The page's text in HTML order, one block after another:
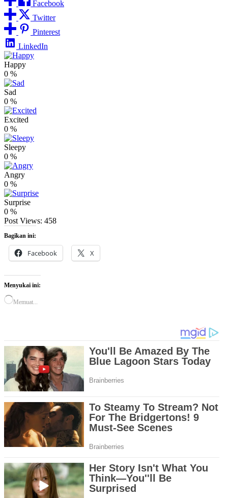
Facebook
Twitter
Pinterest
LinkedIn
Happy
0 %
Sad
0 %
Excited
0 %
Sleepy
0 %
Angry
0 %
Surprise
0 %
Post Views: 458
Bagikan ini:
Facebook X
Menyukai ini:
Memuat...